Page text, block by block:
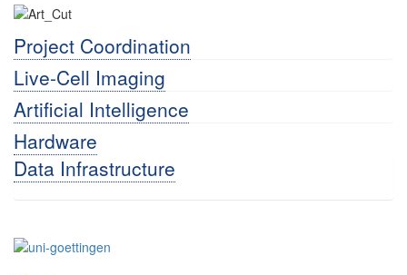
Project Coordination
Live-Cell Imaging
Artificial Intelligence
Hardware
Data Infrastructure